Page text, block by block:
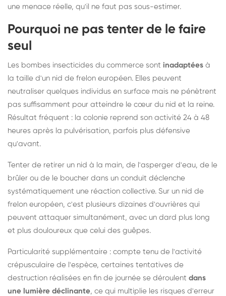
une menace réelle, qu'il ne faut pas sous-estimer.
Pourquoi ne pas tenter de le faire
seul
Les bombes insecticides du commerce sont inadaptées à
la taille d'un nid de frelon européen. Elles peuvent
neutraliser quelques individus en surface mais ne pénètrent
pas suffisamment pour atteindre le cœur du nid et la reine.
Résultat fréquent : la colonie reprend son activité 24 à 48
heures après la pulvérisation, parfois plus défensive
qu'avant.
Tenter de retirer un nid à la main, de l'asperger d'eau, de le
brûler ou de le boucher dans un conduit déclenche
systématiquement une réaction collective. Sur un nid de
frelon européen, c'est plusieurs dizaines d'ouvrières qui
peuvent attaquer simultanément, avec un dard plus long
et plus douloureux que celui des guêpes.
Particularité supplémentaire : compte tenu de l'activité
crépusculaire de l'espèce, certaines tentatives de
destruction réalisées en fin de journée se déroulent dans
une lumière déclinante, ce qui multiplie les risques d'erreur